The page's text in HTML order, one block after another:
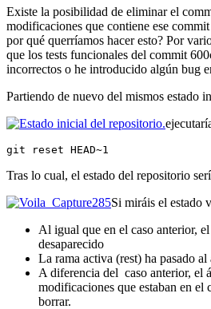
Existe la posibilidad de eliminar el
modificaciones que contiene ese
por qué querríamos hacer esto? Por
que los tests funcionales del commit
incorrectos o he introducido algún bug
Partiendo de nuevo del mismos estado
git reset HEAD~1
Tras lo cual, el estado del repositorio
Si miráis el estado
Al igual que en el caso anterior,
desaparecido
La rama activa (rest) ha pasado
A diferencia del caso anterior, el
modificaciones que estaban en el
borrar.